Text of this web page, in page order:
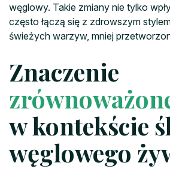
węglowy. Takie zmiany nie tylko
często łączą się z zdrowszym
świeżych warzyw, mniej
Znaczenie
w kontekście
węglowego